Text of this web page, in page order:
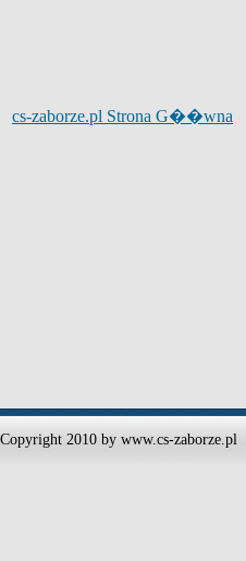
cs-zaborze.pl Strona G��wna
Copyright 2010 by www.cs-zaborze.pl